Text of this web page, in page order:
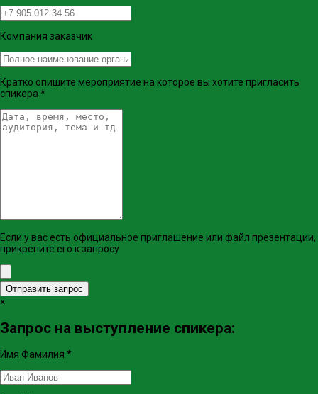
Компания заказчик
Кратко опишите мероприятие на которое вы хотите пригласить
спикера *
Если у вас есть официальное приглашение или файл презентации,
прикрепите его к запросу
Отправить запрос
×
Запрос на выступление спикера:
Имя Фамилия *